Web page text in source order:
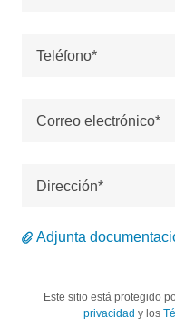
Teléfono*
Correo electrónico*
Dirección*
Adjunta
Este sitio está protegido
privacidad y los